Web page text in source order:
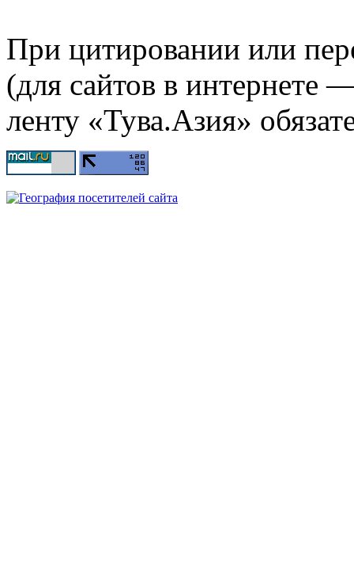
При цитировании или
(для сайтов в интернете
ленту «Тува.Азия»